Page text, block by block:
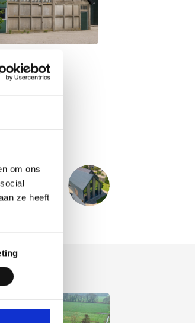
om ons
ze heeft
PROJECT
- Oudega